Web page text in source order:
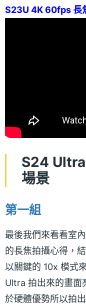
S23U 4K 60fps 長
S24
場景
第一組
最後我們來看看室
的長焦拍攝心得，
以關鍵的 10x 模式
Ultra 拍出來的畫面
於硬體優勢所以拍